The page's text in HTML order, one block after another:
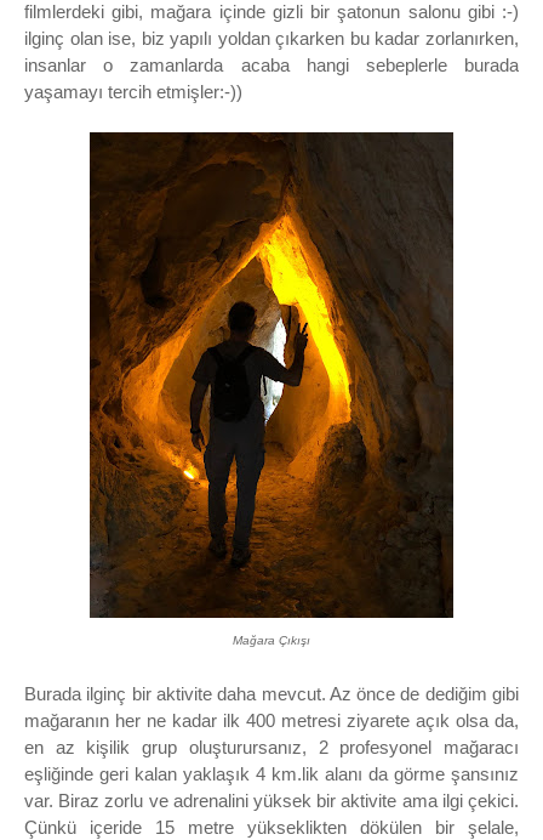
filmlerdeki gibi, mağara içinde gizli bir şatonun salonu gibi :-)
ilginç olan ise, biz yapılı yoldan çıkarken bu kadar zorlanırken,
insanlar o zamanlarda acaba hangi sebeplerle burada
yaşamayı tercih etmişler:-))
Mağara Çıkışı
Burada ilginç bir aktivite daha mevcut. Az önce de dediğim gibi
mağaranın her ne kadar ilk 400 metresi ziyarete açık olsa da,
en az kişilik grup oluşturursanız, 2 profesyonel mağaracı
eşliğinde geri kalan yaklaşık 4 km.lik alanı da görme şansınız
var. Biraz zorlu ve adrenalini yüksek bir aktivite ama ilgi çekici.
Çünkü içeride 15 metre yükseklikten dökülen bir şelale,